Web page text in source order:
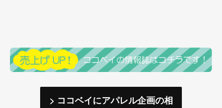
> ココベイにアパレル企画の相